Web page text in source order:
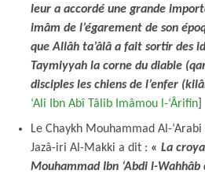
leur a accordé une grande
imâm de l’égarement de son
que Allâh ta’âlâ a fait sortir des
Taymiyyah la corne du diable
disciples les chiens de l’enfer
‘Ali Ibn Abî Tâlib Imâmou l-‘Ârifin
Le Chaykh Mouhammad Al-
Jazâ-iri Al-Makki a dit : « La
Mouhammad Ibn ‘Abdi l-